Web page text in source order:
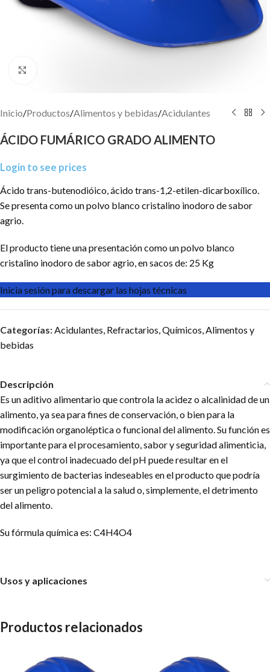
Inicio/Productos/Alimentos y bebidas/Acidulantes
ÁCIDO FUMÁRICO GRADO ALIMENTO
Login to see prices
Ácido trans-butenodióico, ácido trans-1,2-etilen-dicarboxílico.
Se presenta como un polvo blanco cristalino inodoro de sabor
agrio.
El producto tiene una presentación como un polvo blanco
cristalino inodoro de sabor agrio, en sacos de: 25 Kg
Inicia sesión para descargar las hojas técnicas
Categorías: Acidulantes Refractarios Químicos Alimentos y
bebidas
Descripción
Es un aditivo alimentario que controla la acidez o alcalinidad de un
alimento, ya sea para fines de conservación, o bien para la
modificación organoléptica o funcional del alimento. Su función es
importante para el procesamiento, sabor y seguridad alimenticia,
ya que el control inadecuado del pH puede resultar en el
surgimiento de bacterias indeseables en el producto que podría
ser un peligro potencial a la salud o, simplemente, el detrimento
del alimento.
Su fórmula química es: C4H4O4
Usos y aplicaciones
Productos relacionados